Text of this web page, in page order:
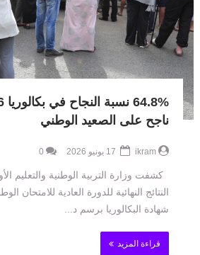
ناجح على الصعيد الوطني
ikram
0
كشفت وزارة التربية الوطنية والتعليم
النتائج النهائية للدورة العادية للامتحان
شهادة البكالوريا برسم د...
قراءة المزيد